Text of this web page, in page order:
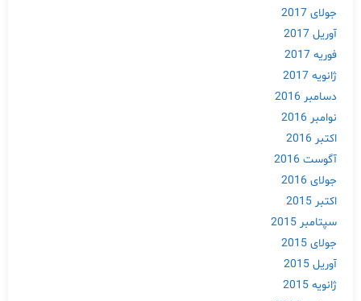
جولای 2017
آوریل 2017
فوریه 2017
ژانویه 2017
دسامبر 2016
نوامبر 2016
اکتبر 2016
آگوست 2016
جولای 2016
اکتبر 2015
سپتامبر 2015
جولای 2015
آوریل 2015
ژانویه 2015